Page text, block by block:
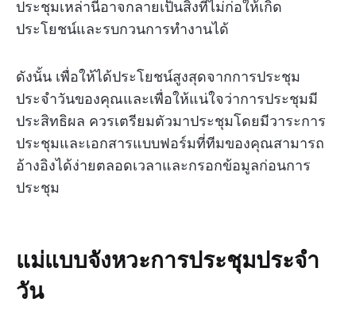
ประชุมเหล่านี้อาจกลายเป็นสิ่งที่ไม่ก่อให้เกิด
ประโยชน์และรบกวนการทำงานได้
ดังนั้น เพื่อให้ได้ประโยชน์สูงสุดจากการประชุม
ประจำวันของคุณและเพื่อให้แน่ใจว่าการประชุมมี
ประสิทธิผล ควรเตรียมตัวมาประชุมโดยมีวาระการ
ประชุมและเอกสารแบบฟอร์มที่ทีมของคุณสามารถ
อ้างอิงได้ง่ายตลอดเวลาและกรอกข้อมูลก่อนการ
ประชุม
แม่แบบจังหวะการประชุมประจำ
วัน